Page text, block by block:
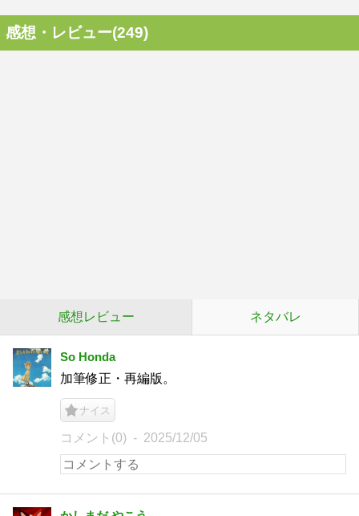
感想・レビュー(249)
感想レビュー ネタバレ
So Honda
加筆修正・再編版。
ナイス
コメント(0) 2025/12/05